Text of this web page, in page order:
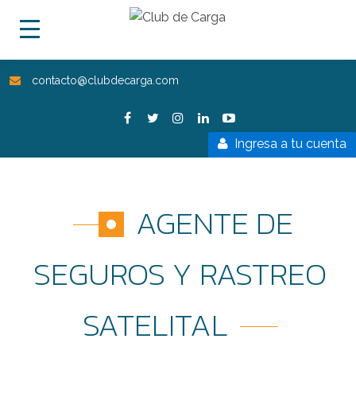
contacto@clubdecarga.com
Ingresa a tu cuenta
AGENTE DE
SEGUROS Y RASTREO
SATELITAL